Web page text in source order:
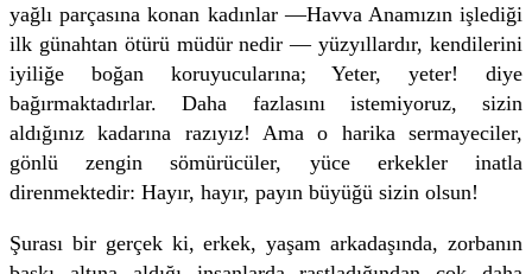
yağlı parçasına konan kadınlar —Havva Anamızın işlediği
ilk günahtan ötürü müdür nedir — yüzyıllardır, kendilerini
iyiliğe boğan koruyucularına; Yeter, yeter! diye
bağırmaktadırlar. Daha fazlasını istemiyoruz, sizin
aldığınız kadarına razıyız! Ama o harika sermayeciler,
gönlü zengin sömürücüler, yüce erkekler inatla
direnmektedir: Hayır, hayır, payın büyüğü sizin olsun!
Şurası bir gerçek ki, erkek, yaşam arkadaşında, zorbanın